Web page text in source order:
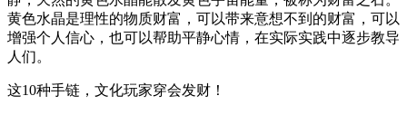
黄色水晶是理性的物质财富，可以带来意想不到的财富，可以
增强个人信心，也可以帮助平静心情，在实际实践中逐步教导
人们。
这10种手链，文化玩家穿会发财！